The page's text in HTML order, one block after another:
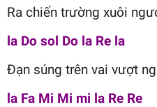
Ra chiến trường xuôi
la Do sol Do la Re la
Đạn súng trên vai vượt
la Fa Mi Mi mi la Re Re